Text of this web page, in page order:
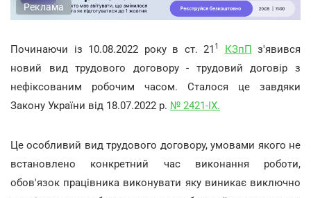
Реклама
Починаючи із 10.08.2022 року в ст. 21 1 КЗпП з'явився
новий вид трудового договору - трудовий договір з
нефіксованим робочим часом. Сталося це завдяки
Закону України від 18.07.2022 р. № 2421-IX.
Це особливий вид трудового договору, умовами якого не
встановлено конкретний час виконання роботи,
обов'язок працівника виконувати яку виникає виключно